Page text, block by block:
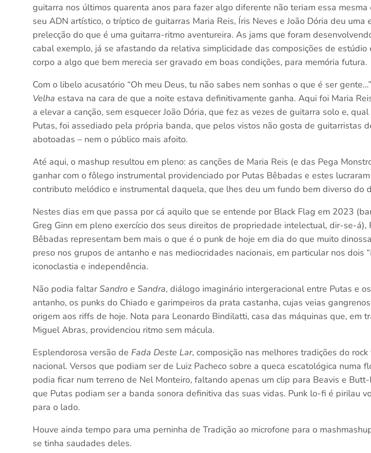
guitarra nos últimos quarenta anos para fazer algo diferente não teriam essa mesma
seu ADN artístico, o tríptico de guitarras Maria Reis, Íris Neves e João Dória deu uma
prelecção do que é uma guitarra-ritmo aventureira. As jams que foram
cabal exemplo, já se afastando da relativa simplicidade das composições de estúdio
corpo a algo que bem merecia ser gravado em boas condições, para memória futura.
Com o libelo acusatório “Oh meu Deus, tu não sabes nem sonhas o que é ser
Velha estava na cara de que a noite estava definitivamente ganha. Aqui foi Maria
a elevar a canção, sem esquecer João Dória, que fez as vezes de guitarra solo e, qual
Putas, foi assediado pela própria banda, que pelos vistos não gosta de guitarristas
abotoadas – nem o público mais afoito.
Até aqui, o mashup resultou em pleno: as canções de Maria Reis (e das Pega
ganhar com o fôlego instrumental providenciado por Putas Bêbadas e estes
contributo melódico e instrumental daquela, que lhes deu um fundo bem diverso do
Nestes dias em que passa por cá aquilo que se entende por Black Flag em 2023
Greg Ginn em pleno exercício dos seus direitos de propriedade intelectual, dir-se-á),
Bêbadas representam bem mais o que é o punk de hoje em dia do que muito
preso nos grupos de antanho e nas mediocridades nacionais, em particular nos dois
iconoclastia e independência.
Não podia faltarSandro e Sandra, diálogo imaginário intergeracional entre Putas e
antanho, os punks do Chiado e garimpeiros da prata castanha, cujas veias
origem aos riffs de hoje. Nota para Leonardo Bindilatti, casa das máquinas que, em
Miguel Abras, providenciou ritmo sem mácula.
Esplendorosa versão de Fada Deste Lar, composição nas melhores tradições do
nacional. Versos que podiam ser de Luiz Pacheco sobre a queca escatológica numa
podia ficar num terreno de Nel Monteiro, faltando apenas um clip para Beavis e
que Putas podiam ser a banda sonora definitiva das suas vidas. Punk lo-fi é pirilau
para o lado.
Houve ainda tempo para uma perninha de Tradição ao microfone para o
se tinha saudades deles.